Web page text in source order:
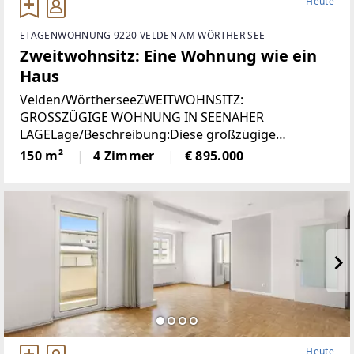
ETAGENWOHNUNG 9220 VELDEN AM WÖRTHER SEE
Zweitwohnsitz: Eine Wohnung wie ein
Haus
Velden/WörtherseeZWEITWOHNSITZ:
GROSSZÜGIGE WOHNUNG IN SEENAHER
LAGELage/Beschreibung:Diese großzügige
Wohnung vereint hohen Wohnkomfort mit einer
seltenen Zweitwohnsitzwidmung und traumhaftem
150 m² 4 Zimmer € 895.000
Heute